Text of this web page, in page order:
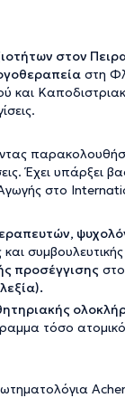
στον
στη
και
Έχει υπάρξει
Αγωγής στο
προσέγγισης
τόσο